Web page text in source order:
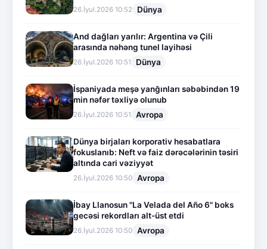
26.İyul.2026 10:52 Dünya
And dağları yarılır: Argentina və Çili
arasında nəhəng tunel layihəsi
26.İyul.2026 10:51 Dünya
İspaniyada meşə yanğınları səbəbindən 19
min nəfər təxliyə olunub
26.İyul.2026 10:51 Avropa
Dünya birjaları korporativ hesabatlara
fokuslanıb: Neft və faiz dərəcələrinin təsiri
altında cari vəziyyət
26.İyul.2026 10:50 Avropa
İbay Llanosun "La Velada del Año 6" boks
gecəsi rekordları alt-üst etdi
26.İyul.2026 10:50 Avropa